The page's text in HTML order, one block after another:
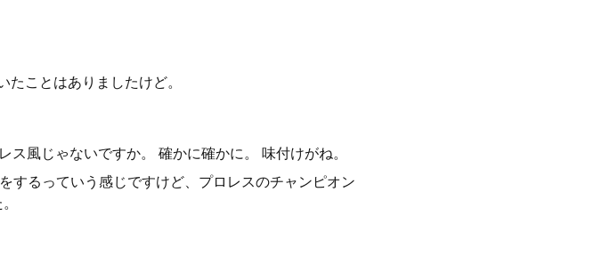
ことはありましたけど。
風じゃないですか。 確かに確かに。 味付けがね。
するっていう感じですけど、プロレスのチャンピオン